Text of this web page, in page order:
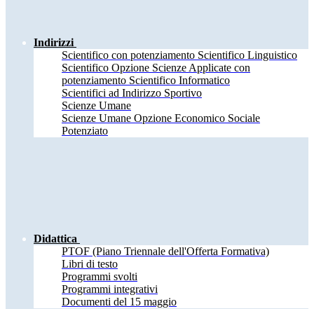
Indirizzi
Scientifico con potenziamento Scientifico Linguistico
Scientifico Opzione Scienze Applicate con
potenziamento Scientifico Informatico
Scientifici ad Indirizzo Sportivo
Scienze Umane
Scienze Umane Opzione Economico Sociale
Potenziato
Didattica
PTOF (Piano Triennale dell'Offerta Formativa)
Libri di testo
Programmi svolti
Programmi integrativi
Documenti del 15 maggio